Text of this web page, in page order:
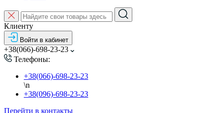
Клиенту
Войти в кабинет
+38(066)-698-23-23
Телефоны:
+38(066)-698-23-23
\n
+38(096)-698-23-23
Перейти в контакты